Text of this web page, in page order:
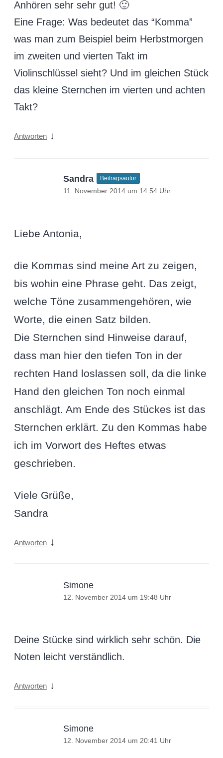
Anhören sehr sehr gut! 🙂
Eine Frage: Was bedeutet das “Komma”
was man zum Beispiel beim Herbstmorgen
im zweiten und vierten Takt im
Violinschlüssel sieht? Und im gleichen Stück
das kleine Sternchen im vierten und achten
Takt?
Antworten ↓
Sandra Beitragsautor
11. November 2014 um 14:54 Uhr
Liebe Antonia,
die Kommas sind meine Art zu zeigen,
bis wohin eine Phrase geht. Das zeigt,
welche Töne zusammengehören, wie
Worte, die einen Satz bilden.
Die Sternchen sind Hinweise darauf,
dass man hier den tiefen Ton in der
rechten Hand loslassen soll, da die linke
Hand den gleichen Ton noch einmal
anschlägt. Am Ende des Stückes ist das
Sternchen erklärt. Zu den Kommas habe
ich im Vorwort des Heftes etwas
geschrieben.
Viele Grüße,
Sandra
Antworten ↓
Simone
12. November 2014 um 19:48 Uhr
Deine Stücke sind wirklich sehr schön. Die
Noten leicht verständlich.
Antworten ↓
Simone
12. November 2014 um 20:41 Uhr